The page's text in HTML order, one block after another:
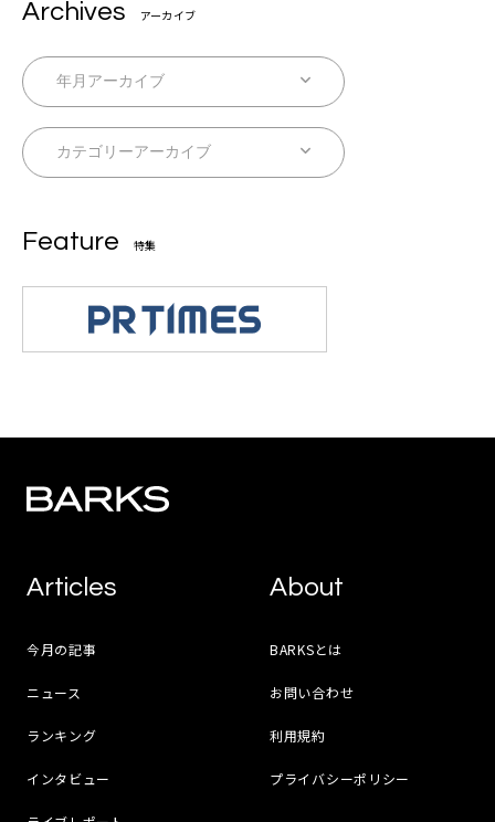
Archives アーカイブ
Feature 特集
Articles
今月の記事
ニュース
ランキング
インタビュー
About
BARKSとは
お問い合わせ
利用規約
プライバシーポリシー